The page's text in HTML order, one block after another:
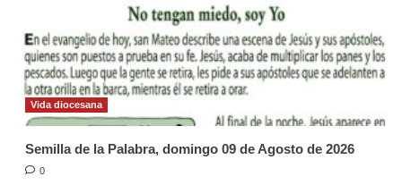
Vida diocesana
Semilla de la Palabra, domingo 09 de Agosto de 2026
0